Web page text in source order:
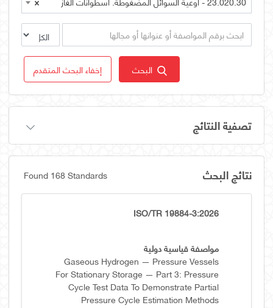
البحث إخفاء البحث المتقدم
تصفية النتائج
نتائج البحث Found 168 Standards
ISO/TR 19884-3:2026
مواصفة قياسية دولية
Gaseous Hydrogen — Pressure Vessels
For Stationary Storage — Part 3: Pressure
Cycle Test Data To Demonstrate Partial
Pressure Cycle Estimation Methods